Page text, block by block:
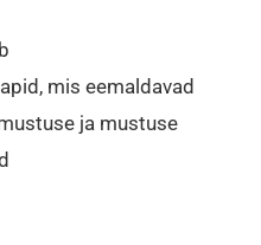
mis eemaldavad
ja mustuse